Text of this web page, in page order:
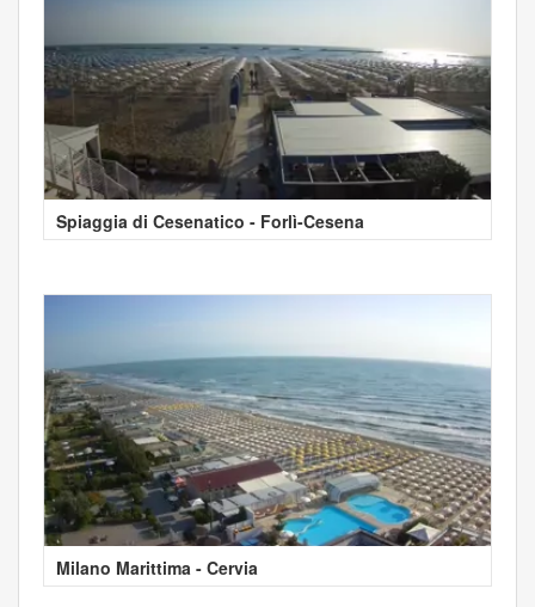
Spiaggia di Cesenatico - Forlì-Cesena
Milano Marittima - Cervia